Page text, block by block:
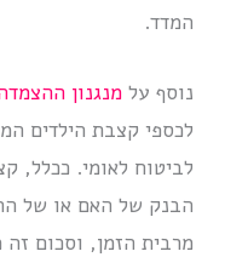
המדד.
נוסף עלמנגנון
לכספי קצבת הילדים
לביטוח לאומי. ככלל,
הבנק של האם או של
מרבית הזמן, וסכום